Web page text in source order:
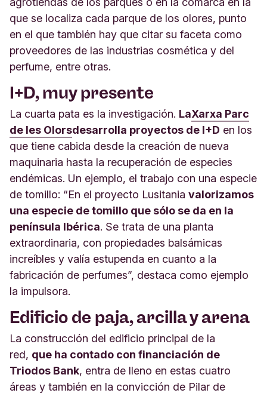
que se localiza cada parque de los olores, punto
en el que también hay que citar su faceta como
proveedores de las industrias cosmética y del
perfume, entre otras.
I+D, muy presente
La cuarta pata es la investigación. LaXarxa Parc
de les Olorsdesarrolla proyectos de I+D en los
que tiene cabida desde la creación de nueva
maquinaria hasta la recuperación de especies
endémicas. Un ejemplo, el trabajo con una especie
de tomillo: “En el proyecto Lusitania valorizamos
una especie de tomillo que sólo se da en la
península Ibérica. Se trata de una planta
extraordinaria, con propiedades balsámicas
increíbles y valía estupenda en cuanto a la
fabricación de perfumes”, destaca como ejemplo
la impulsora.
Edificio de paja, arcilla y arena
La construcción del edificio principal de la
red, que ha contado con financiación de
Triodos Bank, entra de lleno en estas cuatro
áreas y también en la convicción de Pilar de